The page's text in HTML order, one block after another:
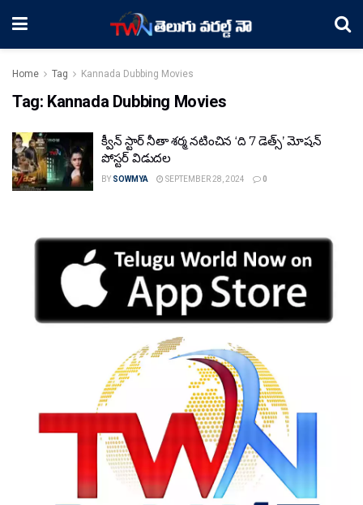
Home Tag Kannada Dubbing Movies
Tag: Kannada Dubbing Movies
క్వీన్ స్టార్ నీతా శర్మ నటించిన ‘ది 7 డెత్స్’ మోషన్
పోస్టర్ విడుదల
BY SOWMYA SEPTEMBER 28, 2024 0